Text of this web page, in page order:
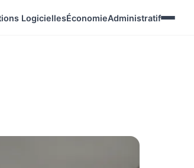
LogiciellesÉconomieAdministratif